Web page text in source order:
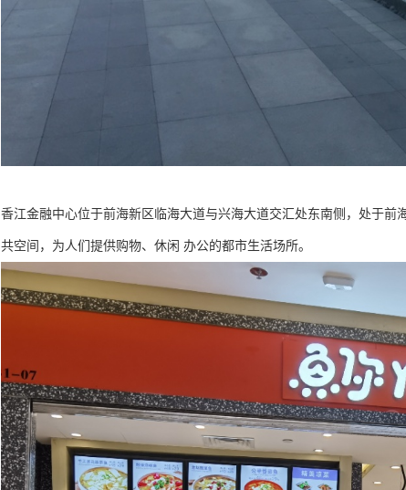
香江金融中心位于前海新区临海大道与兴海大道交汇处东南侧，处于
共空间，为人们提供购物、休闲 办公的都市生活场所。